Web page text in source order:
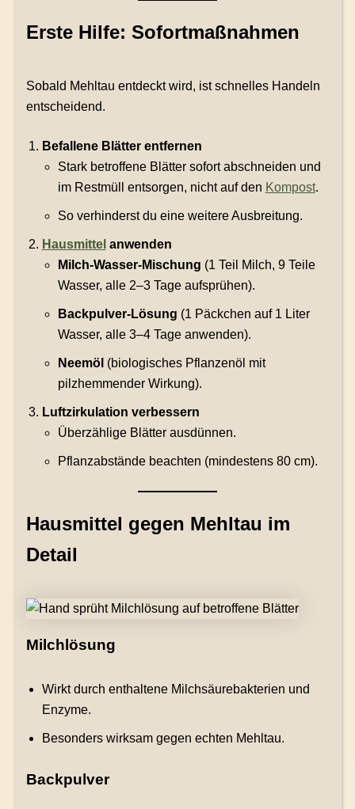
Erste Hilfe: Sofortmaßnahmen
Sobald Mehltau entdeckt wird, ist schnelles Handeln
entscheidend.
Befallene Blätter entfernen
Stark betroffene Blätter sofort abschneiden und
im Restmüll entsorgen, nicht auf den Kompost.
So verhinderst du eine weitere Ausbreitung.
Hausmittel anwenden
Milch-Wasser-Mischung (1 Teil Milch, 9 Teile
Wasser, alle 2–3 Tage aufsprühen).
Backpulver-Lösung (1 Päckchen auf 1 Liter
Wasser, alle 3–4 Tage anwenden).
Neemöl (biologisches Pflanzenöl mit
pilzhemmender Wirkung).
Luftzirkulation verbessern
Überzählige Blätter ausdünnen.
Pflanzabstände beachten (mindestens 80 cm).
Hausmittel gegen Mehltau im
Detail
Milchlösung
Wirkt durch enthaltene Milchsäurebakterien und
Enzyme.
Besonders wirksam gegen echten Mehltau.
Backpulver